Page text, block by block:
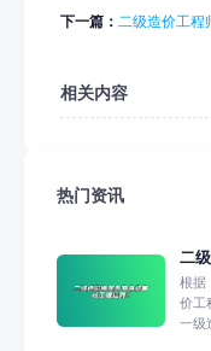
下一篇： 二级造价工程
相关内容
热门资讯
二
根据
价工
一级